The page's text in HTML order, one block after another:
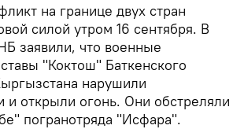
на границе двух стран
силой утром 16 сентября. В
заявили, что военные
"Коктош" Баткенского
нарушили
и открыли огонь. Они обстреляли
погранотряда "Исфара".